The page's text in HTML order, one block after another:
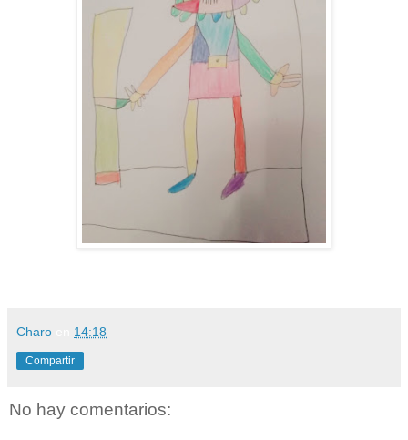
Charo 14:18
Compartir
No hay comentarios: